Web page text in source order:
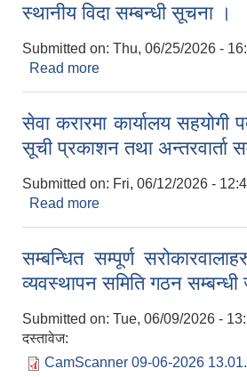
स्थानीय विदा सम्बन्धी सूचना ।
Submitted on: Thu, 06/25/2026 -
Read more
सेवा करारमा कार्यालय सहयोगी
सूची प्रकाशन तथा अन्तरवार्ता
Submitted on: Fri, 06/12/2026 -
Read more
सम्बन्धित सम्पूर्ण
व्यवस्थापन समिति गठन सम्बन्धी
Submitted on: Tue, 06/09/2026 -
दस्तावेज:
CamScanner 09-06-2026